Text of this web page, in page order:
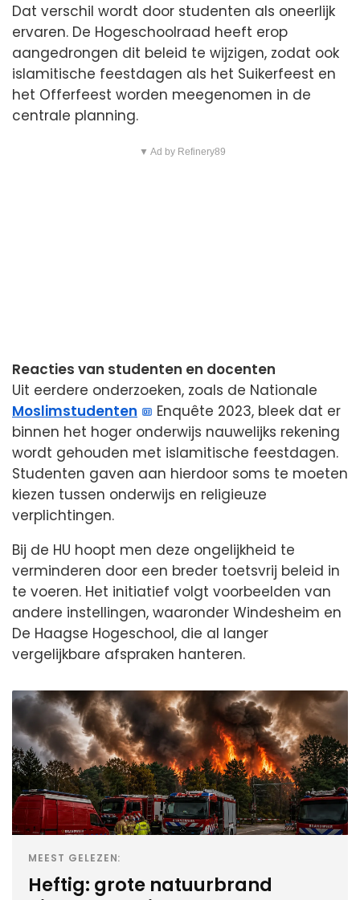
Dat verschil wordt door studenten als oneerlijk
ervaren. De Hogeschoolraad heeft erop
aangedrongen dit beleid te wijzigen, zodat ook
islamitische feestdagen als het Suikerfeest en
het Offerfeest worden meegenomen in de
centrale planning.
▼ Ad by Refinery89
Reacties van studenten en docenten
Uit eerdere onderzoeken, zoals de Nationale
Moslimstudenten
Enquête 2023, bleek dat er
binnen het hoger onderwijs nauwelijks rekening
wordt gehouden met islamitische feestdagen.
Studenten gaven aan hierdoor soms te moeten
kiezen tussen onderwijs en religieuze
verplichtingen.
Bij de HU hoopt men deze ongelijkheid te
verminderen door een breder toetsvrij beleid in
te voeren. Het initiatief volgt voorbeelden van
andere instellingen, waaronder Windesheim en
De Haagse Hogeschool, die al langer
vergelijkbare afspraken hanteren.
MEEST GELEZEN:
Heftig: grote natuurbrand